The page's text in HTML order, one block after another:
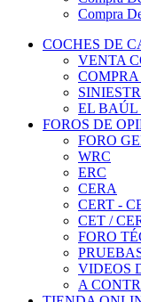
COCHES DE
VENTA
EL BAÚL
FOROS DE
FORO
WRC
ERC
CERA
CERT -
CET /
FORO
VIDEOS
A
TIENDA